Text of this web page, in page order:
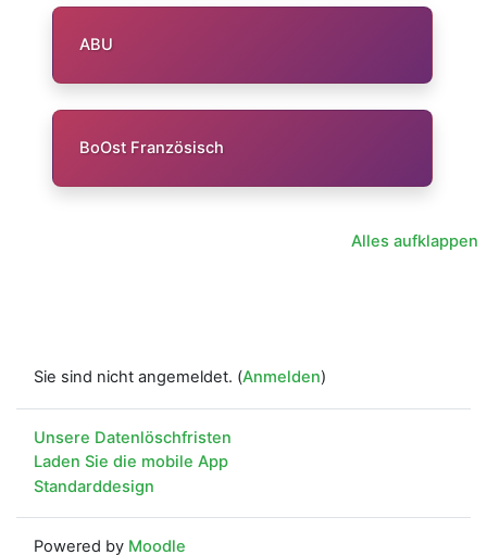
ABU
BoOst Französisch
Alles aufklappen
Sie sind nicht angemeldet. (Anmelden)
Unsere Datenlöschfristen
Laden Sie die mobile App
Standarddesign
Powered by Moodle